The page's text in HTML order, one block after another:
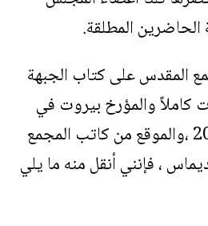
المطلقة.
المقدس على كتاب الجبهة
كاملاً والمؤرخ بيروت في
14 تشرين الثاني 2011 ،والموقع من كاتب المجمع
، فإنني أنقل منه ما يلي